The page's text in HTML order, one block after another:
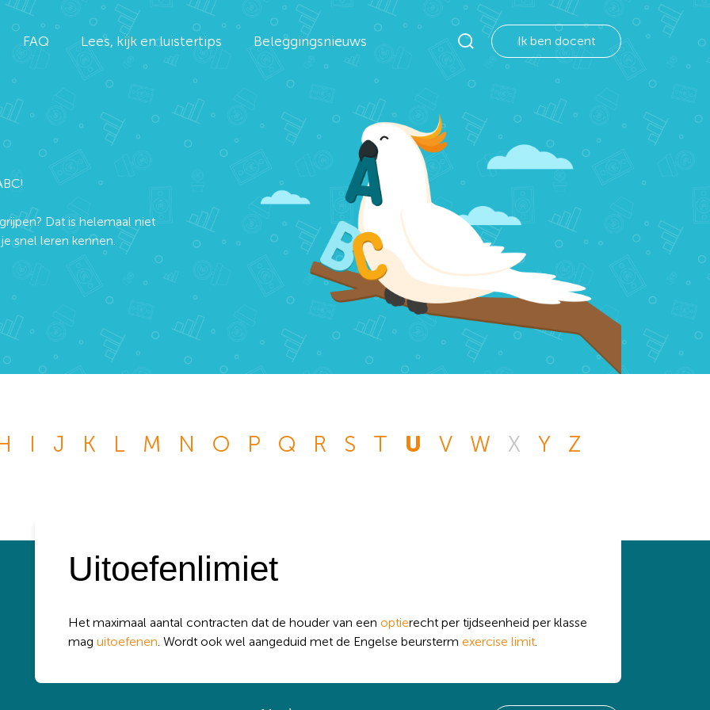
FAQ Lees, kijk en luistertips Beleggingsnieuws Ik ben docent
Dat is helemaal niet
snel leren kennen.
I J K L M N O P Q R S T U V W X Y Z
Uitoefenlimiet
Het maximaal aantal contracten dat de houder van een optierecht per tijdseenheid per klasse
mag uitoefenen . Wordt ook wel aangeduid met de Engelse beursterm exercise limit
Wat wil je opzoeken?